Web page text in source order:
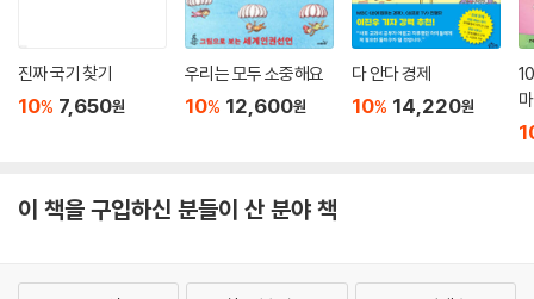
를 정리했어요. 검색해서 더 공부해봐요. 부제목은 분쟁의 사회적ㆍ역사
적ㆍ정치적ㆍ지리적인 배경을 나타내요. 본문은 1H 5W(How and Wh
o, What, Where, When, Why)에 맞춰서 사건을 이야기처럼 풀어줘요.
신문 기사처럼 이야기의 핵심을 분석해주기도 해요.
어요. 100여 장의 이미지와 그림이 이야기의 배경을 이해하도록 도와요.
진짜 국기 찾기
10% 7,650원
우리는 모두 소중해요
10% 12,600원
다 안다 경제
10% 14,220원
이 책을 구입하신 분들이 산 분야 책